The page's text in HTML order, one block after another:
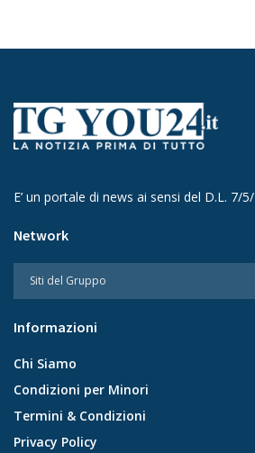
E’ un portale di news ai sensi del D.L. 7/
Network
Informazioni
Chi Siamo
Condizioni per Minori
Termini & Condizioni
Privacy Policy